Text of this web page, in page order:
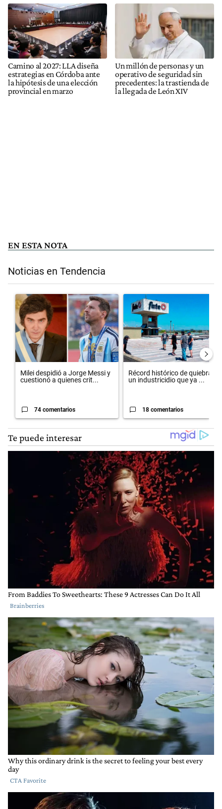
Camino al 2027: LLA diseña
estrategias en Córdoba ante
la hipótesis de una elección
provincial en marzo
Un millón de personas y un
operativo de seguridad sin
precedentes: la trastienda de
la llegada de León XIV
EN ESTA NOTA
Noticias en Tendencia
Un artículo de tendencia con el título "Milei despidió a Jorge Messi
Milei despidió a Jorge Messi y
cuestionó a quienes crit...
74 comentarios
Un artículo de tendencia con el
Récord histórico de quiebras y
un industricidio que ya ...
18 comentarios